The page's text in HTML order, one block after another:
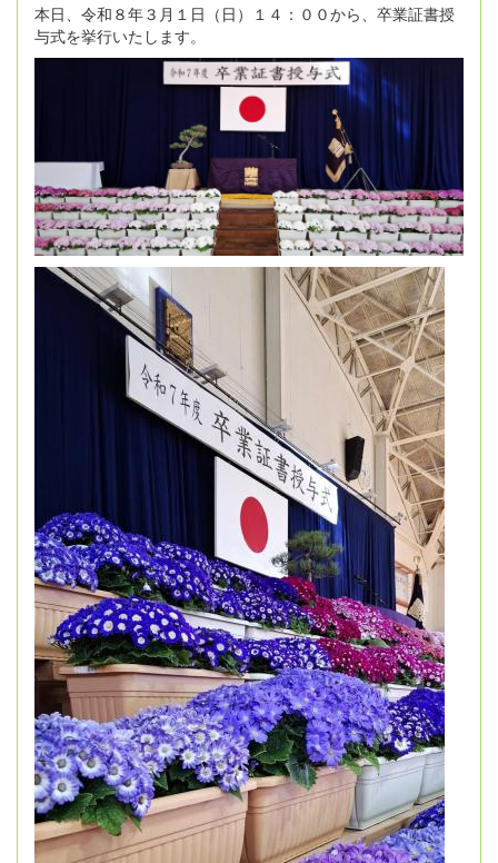
本日、令和８年３月１日（日）１４：００から、卒業証書授
与式を挙行いたします。